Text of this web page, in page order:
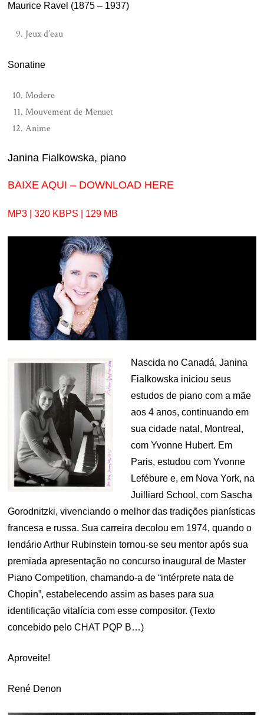
Maurice Ravel (1875 – 1937)
Jeux d’eau
Sonatine
Modere
Mouvement de Menuet
Anime
Janina Fialkowska, piano
BAIXE AQUI – DOWNLOAD HERE
MP3 | 320 KBPS | 129 MB
Nascida no Canadá, Janina
Fialkowska iniciou seus
estudos de piano com a mãe
aos 4 anos, continuando em
sua cidade natal, Montreal,
com Yvonne Hubert. Em
Paris, estudou com Yvonne
Lefébure e, em Nova York, na
Juilliard School, com Sascha
Gorodnitzki, vivenciando o melhor das tradições pianísticas
francesa e russa. Sua carreira decolou em 1974, quando o
lendário Arthur Rubinstein tornou-se seu mentor após sua
premiada apresentação no concurso inaugural de Master
Piano Competition, chamando-a de “intérprete nata de
Chopin”, estabelecendo assim as bases para sua
identificação vitalícia com esse compositor. (Texto
concebido pelo CHAT PQP B…)
Aproveite!
René Denon